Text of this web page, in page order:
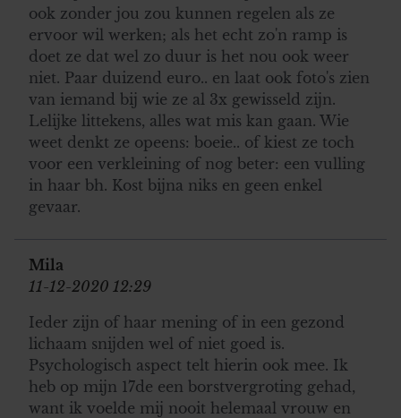
ook zonder jou zou kunnen regelen als ze
ervoor wil werken; als het echt zo'n ramp is
doet ze dat wel zo duur is het nou ook weer
niet. Paar duizend euro.. en laat ook foto's zien
van iemand bij wie ze al 3x gewisseld zijn.
Lelijke littekens, alles wat mis kan gaan. Wie
weet denkt ze opeens: boeie.. of kiest ze toch
voor een verkleining of nog beter: een vulling
in haar bh. Kost bijna niks en geen enkel
gevaar.
Mila
11-12-2020 12:29
Ieder zijn of haar mening of in een gezond
lichaam snijden wel of niet goed is.
Psychologisch aspect telt hierin ook mee. Ik
heb op mijn 17de een borstvergroting gehad,
want ik voelde mij nooit helemaal vrouw en